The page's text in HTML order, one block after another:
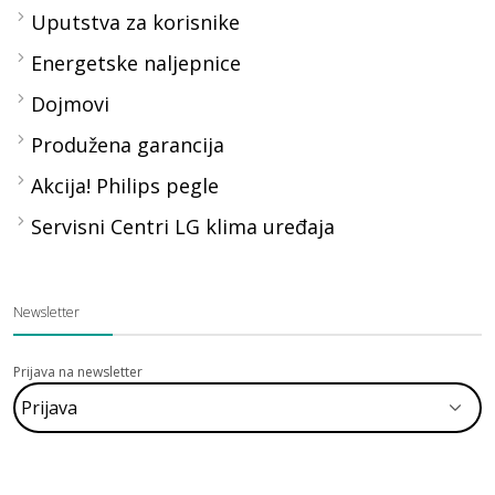
Uputstva za korisnike
Energetske naljepnice
Dojmovi
Produžena garancija
Akcija! Philips pegle
Servisni Centri LG klima uređaja
Newsletter
Prijava na newsletter